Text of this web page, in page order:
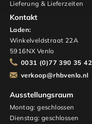
Lieferung & Lieferzeiten
Kontakt
Laden:
Winkelveldstraat 22A
5916NX Venlo
0031 (0)77 390 35 42
verkoop@rhbvenlo.nl
Ausstellungsraum
Montag: geschlossen
Dienstag: geschlossen